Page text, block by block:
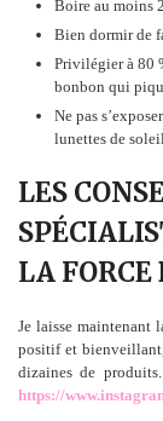
Boire au moins
Bien dormir de
Privilégier à 80
bonbon qui
Ne pas
lunettes de
LES
LA FORCE
Je laisse maintenant
positif et bienveillant,
dizaines de
https://